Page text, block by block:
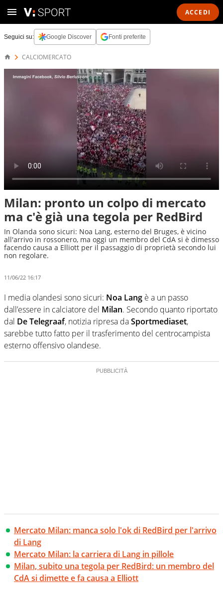
ACCEDI
Seguici su: Google Discover Fonti preferite
CALCIOMERCATO
Milan: pronto un colpo di mercato
ma c'è già una tegola per RedBird
In Olanda sono sicuri: Noa Lang, esterno del Bruges, è vicino
all'arrivo in rossonero, ma oggi un membro del CdA si è dimesso
facendo causa a Elliott per il passaggio di proprietà secondo lui
non regolare.
11/06/22 16:17
I media olandesi sono sicuri: Noa Lang è a un passo
dall’essere in calciatore del Milan. Secondo quanto riportato
dal De Telegraaf, notizia ripresa daSportmediaset,
sarebbe tutto fatto per il trasferimento del centrocampista
esterno offensivo olandese.
Mercato Milan: manca solo l'ok di RedBird per l'arrivo
di Lang
Mercato Milan: la carriera di Lang in pillole
Milan, subito una tegola per RedBird: un membro del
CdA si dimette e fa causa a Elliott